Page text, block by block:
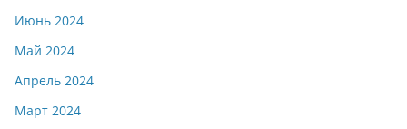
Июнь 2024
Май 2024
Апрель 2024
Март 2024